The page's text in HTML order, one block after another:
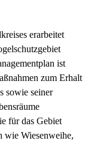
erarbeitet
ist
zum Erhalt
sowie seiner
für das Gebiet
wie Wiesenweihe,